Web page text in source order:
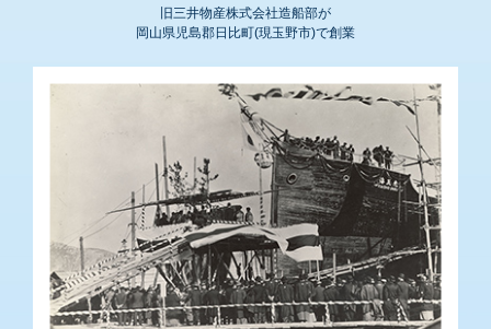
旧三井物産株式会社造船部が
岡山県児島郡日比町(現玉野市)で創業